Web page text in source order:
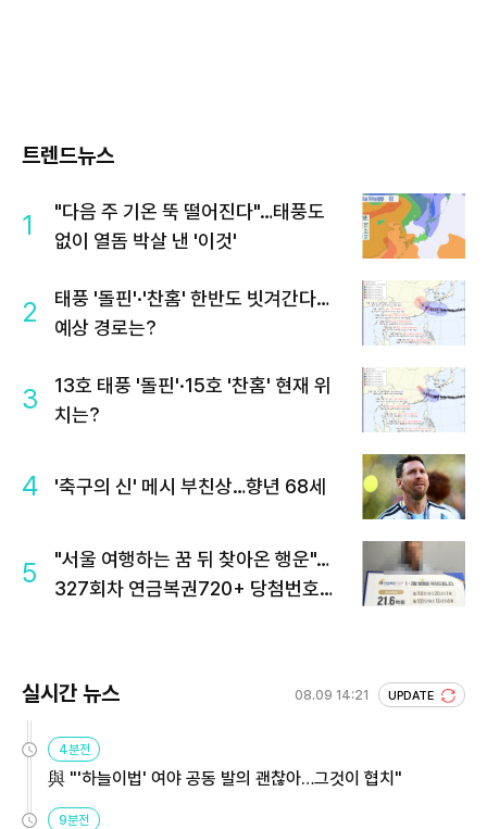
트렌드뉴스
1
"다음 주 기온 뚝 떨어진다"…태풍도
없이 열돔 박살 낸 '이것'
2
태풍 '돌핀'·'찬홈' 한반도 빗겨간다…
예상 경로는?
3
13호 태풍 '돌핀'·15호 '찬홈' 현재 위
치는?
4 '축구의 신' 메시 부친상…향년 68세
5
"서울 여행하는 꿈 뒤 찾아온 행운"…
327회차 연금복권720+ 당첨번호조
실시간 뉴스 08.09 14:21 UPDATE
4분전
與 "'하늘이법' 여야 공동 발의 괜찮아…그것이 협치"
9분전